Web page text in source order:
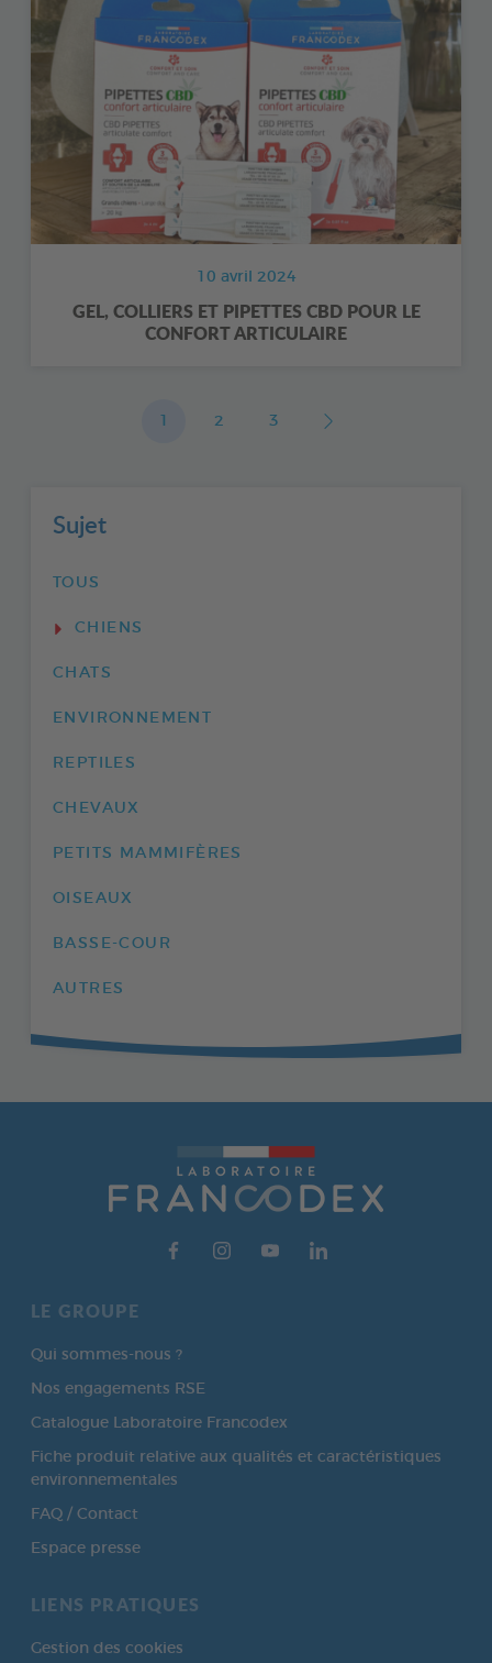
10 avril 2024
GEL, COLLIERS ET PIPETTES CBD POUR LE
CONFORT ARTICULAIRE
2 3
Sujet
TOUS
CHIENS
CHATS
ENVIRONNEMENT
REPTILES
CHEVAUX
PETITS MAMMIFÈRES
OISEAUX
BASSE-COUR
AUTRES
LE GROUPE
Qui sommes-nous ?
Nos engagements RSE
Catalogue Laboratoire Francodex
Fiche produit relative aux qualités et caractéristiques
environnementales
FAQ / Contact
Espace presse
LIENS PRATIQUES
Gestion des cookies